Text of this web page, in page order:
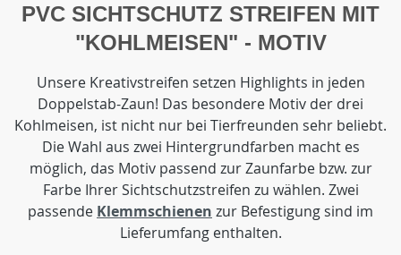
PVC SICHTSCHUTZ STREIFEN MIT
"KOHLMEISEN" - MOTIV
Unsere Kreativstreifen setzen Highlights in jeden
Doppelstab-Zaun! Das besondere Motiv der drei
Kohlmeisen, ist nicht nur bei Tierfreunden sehr beliebt.
Die Wahl aus zwei Hintergrundfarben macht es
möglich, das Motiv passend zur Zaunfarbe bzw. zur
Farbe Ihrer Sichtschutzstreifen zu wählen. Zwei
passende Klemmschienen zur Befestigung sind im
Lieferumfang enthalten.